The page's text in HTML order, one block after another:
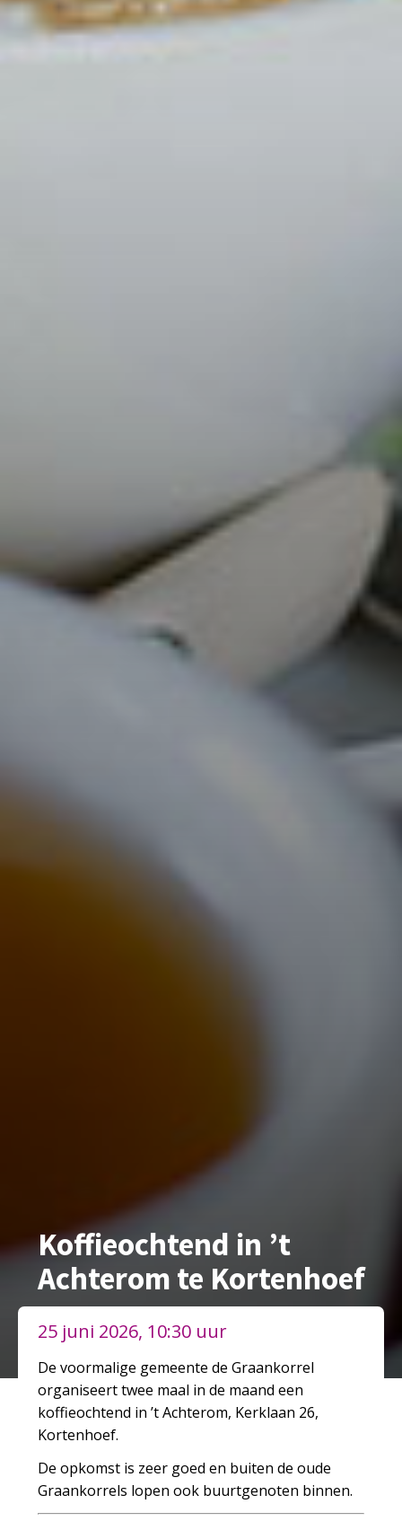
Koffieochtend in ’t
Achterom te Kortenhoef
25 juni 2026, 10:30 uur
De voormalige gemeente de Graankorrel
organiseert twee maal in de maand een
koffieochtend in ’t Achterom, Kerklaan 26,
Kortenhoef.
De opkomst is zeer goed en buiten de oude
Graankorrels lopen ook buurtgenoten binnen.